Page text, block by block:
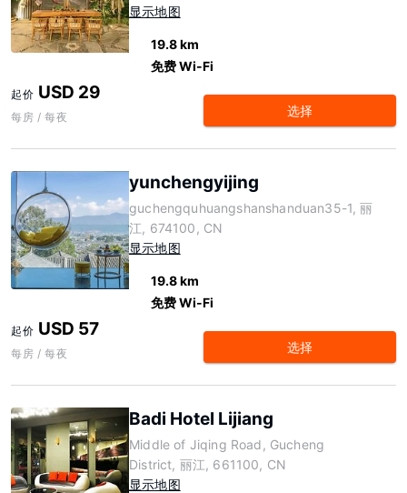
显示地图
19.8 km
免费 Wi-Fi
起价 USD 29
每房 / 每夜 选择
yunchengyijing
guchengquhuangshanshanduan35-1, 丽
江, 674100, CN
显示地图
19.8 km
免费 Wi-Fi
起价 USD 57
每房 / 每夜 选择
Badi Hotel Lijiang
Middle of Jiqing Road, Gucheng
District, 丽江, 661100, CN
显示地图